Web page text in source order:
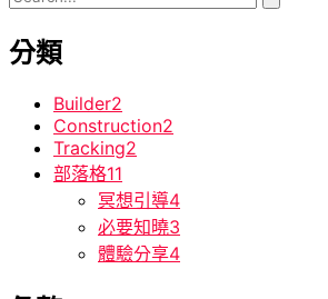
分類
Builder2
Construction2
Tracking2
部落格11
冥想引導4
必要知曉3
體驗分享4